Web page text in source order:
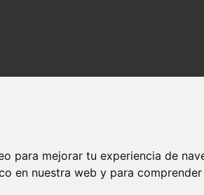
para mejorar tu experiencia de
en nuestra web y para